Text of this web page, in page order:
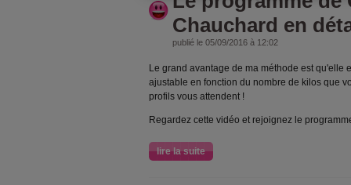
Chauchard en
publié le 05/09/2016 à 12:02
Le grand avantage de ma méthode est qu'elle
ajustable en fonction du nombre de kilos que
profils vous attendent !
Regardez cette vidéo et rejoignez le
lire la suite